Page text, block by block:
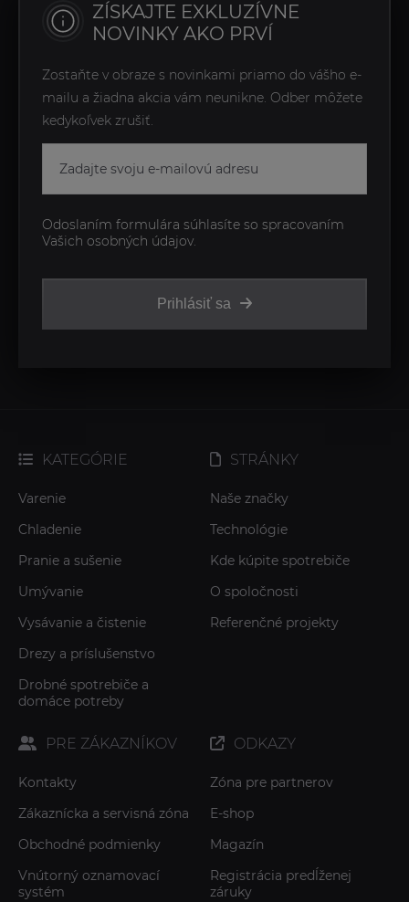
ZÍSKAJTE EXKLUZÍVNE
NOVINKY AKO PRVÍ
Zostaňte v obraze s novinkami priamo do vášho e-
mailu a žiadna akcia vám neunikne. Odber môžete
kedykoľvek zrušiť.
Prihlásiť sa
Odoslaním formulára súhlasíte so spracovaním
Vašich osobných údajov.
KATEGÓRIE
Varenie
Chladenie
Pranie a sušenie
Umývanie
Vysávanie a čistenie
Drezy a príslušenstvo
Drobné spotrebiče a
domáce potreby
STRÁNKY
Naše značky
Technológie
Kde kúpite spotrebiče
O spoločnosti
Referenčné projekty
PRE ZÁKAZNÍKOV
Kontakty
Zákaznícka a servisná zóna
Obchodné podmienky
Vnútorný oznamovací
systém
ODKAZY
Zóna pre partnerov
E-shop
Magazín
Registrácia predĺženej
záruky